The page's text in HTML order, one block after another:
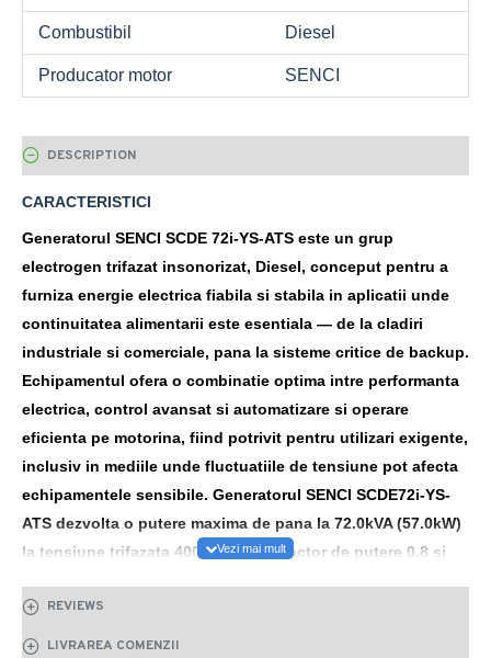
Combustibil Diesel
Producator motor SENCI
DESCRIPTION
CARACTERISTICI
Generatorul SENCI SCDE 72i-YS-ATS este un grup
electrogen trifazat insonorizat, Diesel, conceput pentru a
furniza energie electrica fiabila si stabila in aplicatii unde
continuitatea alimentarii este esentiala — de la cladiri
industriale si comerciale, pana la sisteme critice de backup.
Echipamentul ofera o combinatie optima intre performanta
electrica, control avansat si automatizare si operare
eficienta pe motorina, fiind potrivit pentru utilizari exigente,
inclusiv in mediile unde fluctuatiile de tensiune pot afecta
echipamentele sensibile. Generatorul SENCI SCDE72i-YS-
ATS dezvolta o putere maxima de pana la 72.0kVA (57.0kW)
la tensiune trifazata 400V/50Hz, cu factor de putere 0.8 si
pentru sarcini durabile. Deasemenea, poate furniza o
tensiune monofazica 230V, fiind astfel versatil pentru o
REVIEWS
LIVRAREA COMENZII